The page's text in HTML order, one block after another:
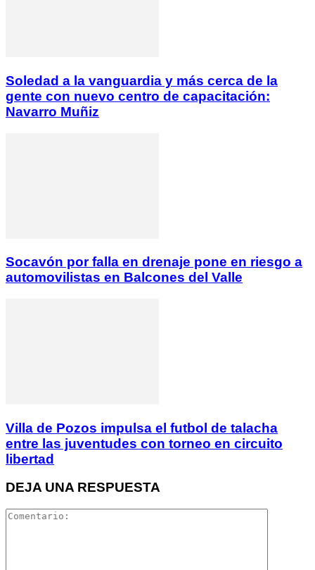
Soledad a la vanguardia y más cerca de la
gente con nuevo centro de capacitación:
Navarro Muñiz
Socavón por falla en drenaje pone en riesgo a
automovilistas en Balcones del Valle
Villa de Pozos impulsa el futbol de talacha
entre las juventudes con torneo en circuito
libertad
DEJA UNA RESPUESTA